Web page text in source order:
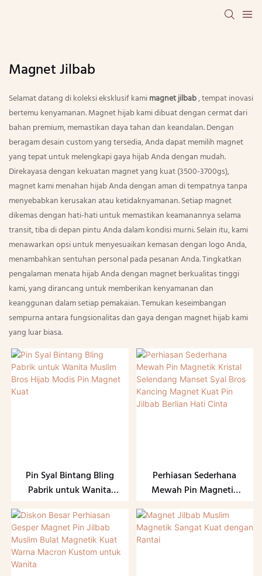
Magnet Jilbab
Selamat datang di koleksi eksklusif kamimagnet jilbab, tempat inovasi
bertemu kenyamanan. Magnet hijab kami dibuat dengan cermat dari
bahan premium, memastikan daya tahan dan keandalan. Dengan
beragam desain custom yang tersedia, Anda dapat memilih magnet
yang tepat untuk melengkapi gaya hijab Anda dengan mudah.
Direkayasa dengan kekuatan magnet yang kuat (3500-3700gs),
magnet kami menahan hijab Anda dengan aman di tempatnya tanpa
menyebabkan kerusakan atau ketidaknyamanan. Setiap magnet
dikemas dengan hati-hati untuk memastikan keamanannya selama
transit, tiba di depan pintu Anda dalam kondisi murni. Selain itu, kami
menawarkan opsi untuk menyesuaikan kemasan dengan logo Anda,
menambahkan sentuhan personal pada pesanan Anda. Tingkatkan
pengalaman menata hijab Anda dengan magnet berkualitas tinggi
kami, yang dirancang untuk memberikan kenyamanan dan
keanggunan dalam setiap pemakaian. Temukan keseimbangan
sempurna antara fungsionalitas dan gaya dengan magnet hijab kami
yang luar biasa.
Pin Syal Bintang Bling
Pabrik untuk Wanita
Modis Pin Magnet Kuat
Perhiasan Sederhana
Mewah Pin Magnetik
Manset Syal Bros
Kancing Magnet Kuat